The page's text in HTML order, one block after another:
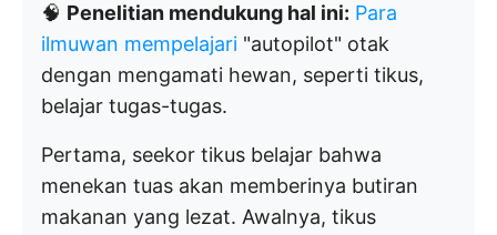
🧠 Penelitian mendukung hal ini: Para
ilmuwan mempelajari "autopilot" otak
dengan mengamati hewan, seperti tikus,
belajar tugas-tugas.
Pertama, seekor tikus belajar bahwa
menekan tuas akan memberinya butiran
makanan yang lezat. Awalnya, tikus